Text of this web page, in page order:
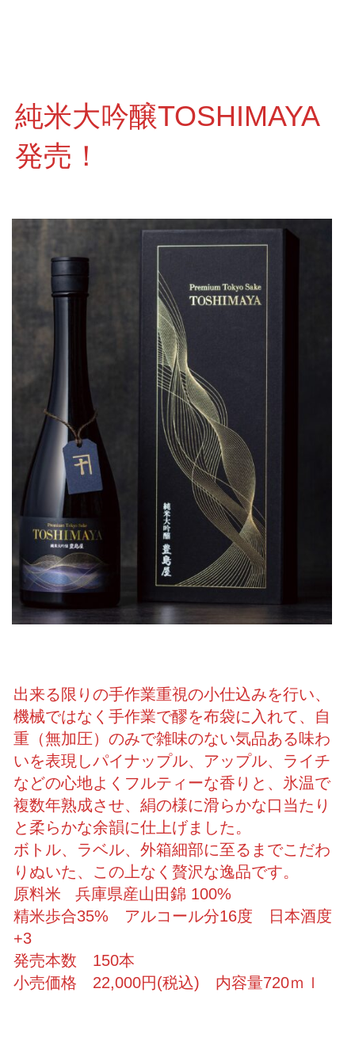
純米大吟醸TOSHIMAYA
発売！
出来る限りの手作業重視の小仕込みを行い、
機械ではなく手作業で醪を布袋に入れて、自
重（無加圧）のみで雑味のない気品ある味わ
いを表現しパイナップル、アップル、ライチ
などの心地よくフルティーな香りと、氷温で
複数年熟成させ、絹の様に滑らかな口当たり
と柔らかな余韻に仕上げました。
ボトル、ラベル、外箱細部に至るまでこだわ
りぬいた、この上なく贅沢な逸品です。
原料米 兵庫県産山田錦 100%
精米歩合35% アルコール分16度 日本酒度
+3
発売本数 150本
小売価格 22,000円(税込) 内容量720ｍｌ